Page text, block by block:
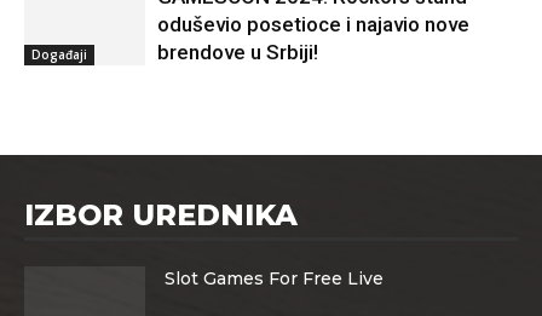
Događaji
oduševio posetioce i najavio nove
brendove u Srbiji!
IZBOR UREDNIKA
Slot Games For Free Live